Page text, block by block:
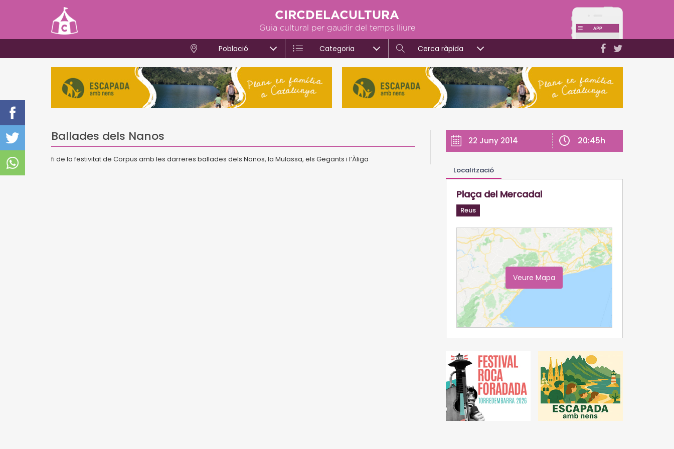
CIRCDELACULTURA
Guia cultural per gaudir del temps lliure
Població Categoria Cerca ràpida
Ballades dels Nanos
fi de la festivitat de Corpus amb les darreres ballades dels Nanos, la Mulassa, els Gegants i l’Àliga
22 Juny 2014 20:45h
Localització
Plaça del Mercadal
Reus
Veure Mapa